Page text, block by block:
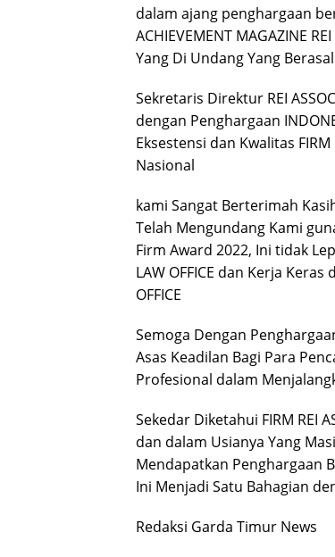
dalam ajang penghargaan
ACHIEVEMENT MAGAZINE
Yang Di Undang Yang
Sekretaris Direktur REI
dengan Penghargaan
Eksestensi dan Kwalitas FIRM
Nasional
kami Sangat Berterimah
Telah Mengundang Kami
Firm Award 2022, Ini tidak
LAW OFFICE dan Kerja Keras
OFFICE
Semoga Dengan
Asas Keadilan Bagi Para
Profesional dalam
Sekedar Diketahui FIRM REI
dan dalam Usianya Yang
Mendapatkan Penghargaan
Ini Menjadi Satu Bahagian
Redaksi Garda Timur News